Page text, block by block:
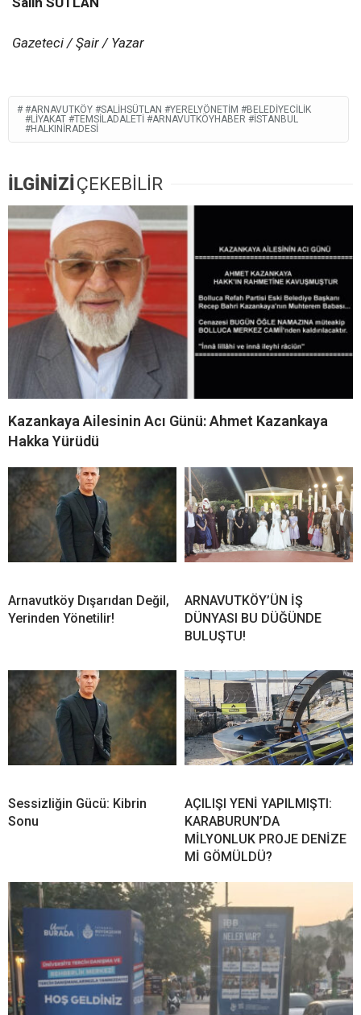
Gazeteci / Şair / Yazar
#ARNAVUTKÖY #SALIHSÜTLAN #YERELYÖNETIM #BELEDIYECILIK
#LIYAKAT #TEMSILADALETI #ARNAVUTKÖYHABER #İSTANBUL
#HALKINİRADESI
İLGİNİZİÇEKEBİLİR
Kazankaya Ailesinin Acı Günü: Ahmet Kazankaya
Hakka Yürüdü
Arnavutköy Dışarıdan Değil,
Yerinden Yönetilir!
ARNAVUTKÖY’ÜN İŞ
DÜNYASI BU DÜĞÜNDE
BULUŞTU!
Sessizliğin Gücü: Kibrin
Sonu
AÇILIŞI YENİ YAPILMIŞTI:
KARABURUN’DA
MİLYONLUK PROJE DENİZE
Mİ GÖMÜLDÜ?